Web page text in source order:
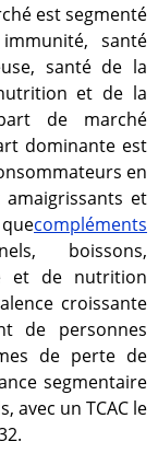
est segmenté
santé
santé de la
et de la
de marché
dominante est
en
et
compléments
boissons,
et de nutrition
croissante
de personnes
de perte de
segmentaire
avec un TCAC le